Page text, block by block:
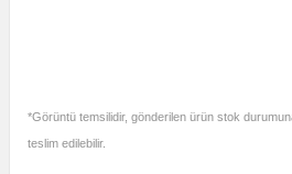
*Görüntü temsilidir, gönderilen ürün stok
teslim edilebilir.